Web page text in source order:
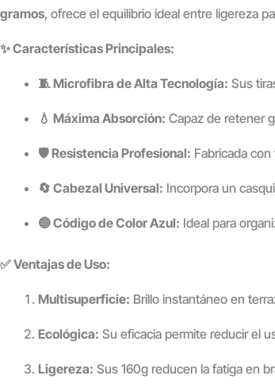
gramos, ofrece el equilibrio ideal entre ligereza
✨ Características Principales:
🧵 Microfibra de Alta Tecnología: Sus
💧 Máxima Absorción: Capaz de retener
🛡️ Resistencia Profesional: Fabricada
🔄 Cabezal Universal: Incorpora un
🔵 Código de Color Azul: Ideal para
✅ Ventajas de Uso:
Multisuperficie: Brillo instantáneo en
Ecológica: Su eficacia permite reducir el
Ligereza: Sus 160g reducen la fatiga en